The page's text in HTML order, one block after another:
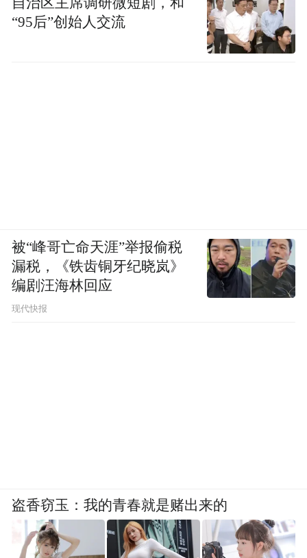
“95后”创始人交流
被“峰哥亡命天涯”举报偷税
漏税，《铁齿铜牙纪晓岚》
编剧汪海林回应
现代快报
盗香窃玉：我的青春就是赌出来的